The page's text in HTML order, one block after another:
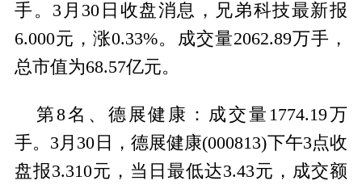
手。3月30日收盘消息，兄弟科技最新报
6.000元，涨0.33%。成交量2062.89万手，
总市值为68.57亿元。
第8名、德展健康：成交量1774.19万
手。3月30日，德展健康(000813)下午3点收
盘报3.310元，当日最低达3.43元，成交额